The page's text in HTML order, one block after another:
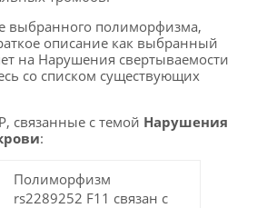
выбранного полиморфизма,
описание как выбранный
на Нарушения свертываемости
со списком существующих
связанные с темой Нарушения
:
Полиморфизм
rs2289252 F11 связан с